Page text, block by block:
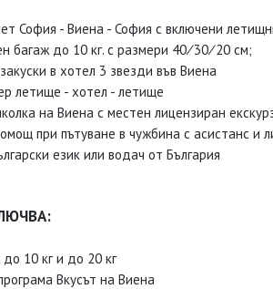
София - Виена - София с включени
багаж до 10 кг. с размери 40∕30∕20 см;
в хотел 3 звезди във Виена
летище - хотел - летище
на Виена с местен лицензиран
при пътуване в чужбина с асистанс и
език или водач от България
10 кг и до 20 кг
Вкусът на Виена